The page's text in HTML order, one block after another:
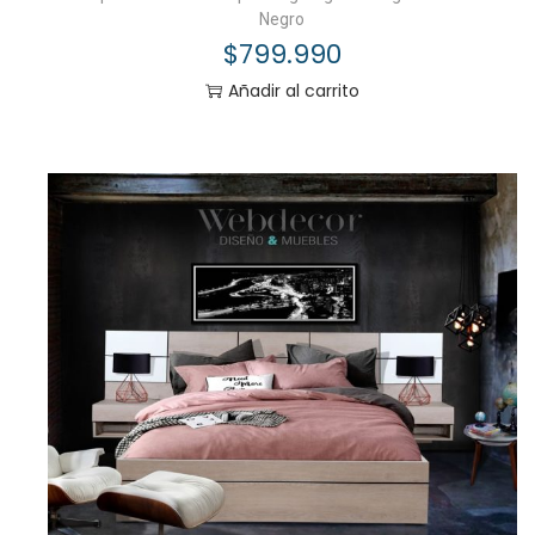
Negro
$799.990
Añadir al carrito